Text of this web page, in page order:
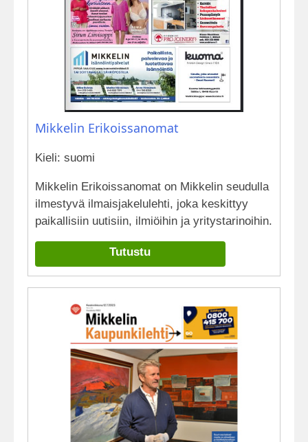
Mikkelin Erikoissanomat
Kieli: suomi
Mikkelin Erikoissanomat on Mikkelin seudulla
ilmestyvä ilmaisjakelulehti, joka keskittyy
paikallisiin uutisiin, ilmiöihin ja yritystarinoihin.
Tutustu